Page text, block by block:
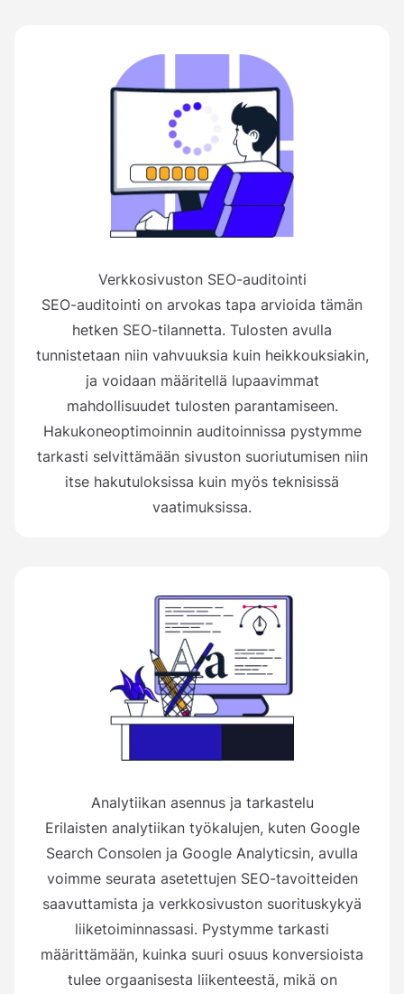
Verkkosivuston SEO-auditointi
SEO-auditointi on arvokas tapa arvioida tämän
hetken SEO-tilannetta. Tulosten avulla
tunnistetaan niin vahvuuksia kuin heikkouksiakin,
ja voidaan määritellä lupaavimmat
mahdollisuudet tulosten parantamiseen.
Hakukoneoptimoinnin auditoinnissa pystymme
tarkasti selvittämään sivuston suoriutumisen niin
itse hakutuloksissa kuin myös teknisissä
vaatimuksissa.
Analytiikan asennus ja tarkastelu
Erilaisten analytiikan työkalujen, kuten Google
Search Consolen ja Google Analyticsin, avulla
voimme seurata asetettujen SEO-tavoitteiden
saavuttamista ja verkkosivuston suorituskykyä
liiketoiminnassasi. Pystymme tarkasti
määrittämään, kuinka suuri osuus konversioista
tulee orgaanisesta liikenteestä, mikä on